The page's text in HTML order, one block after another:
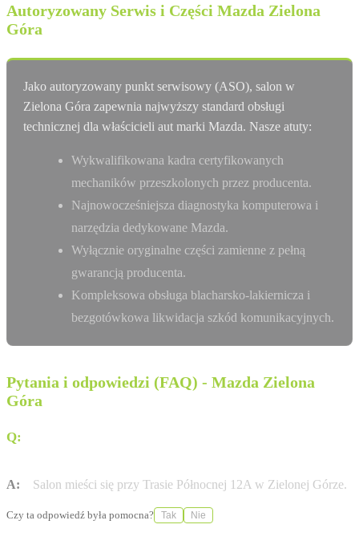
Autoryzowany Serwis i Części Mazda Zielona
Góra
Jako autoryzowany punkt serwisowy (ASO), salon w
Zielona Góra zapewnia najwyższy standard obsługi
technicznej dla właścicieli aut marki Mazda. Nasze atuty:
Wykwalifikowana kadra certyfikowanych
mechaników przeszkolonych przez producenta.
Najnowocześniejsza diagnostyka komputerowa i
narzędzia dedykowane Mazda.
Wyłącznie oryginalne części zamienne z pełną
gwarancją producenta.
Kompleksowa obsługa blacharsko-lakiernicza i
bezgotówkowa likwidacja szkód komunikacyjnych.
Pytania i odpowiedzi (FAQ) - Mazda Zielona
Góra
Q:
A: Salon mieści się przy Trasie Północnej 12A w Zielonej Górze.
Czy ta odpowiedź była pomocna? Tak Nie